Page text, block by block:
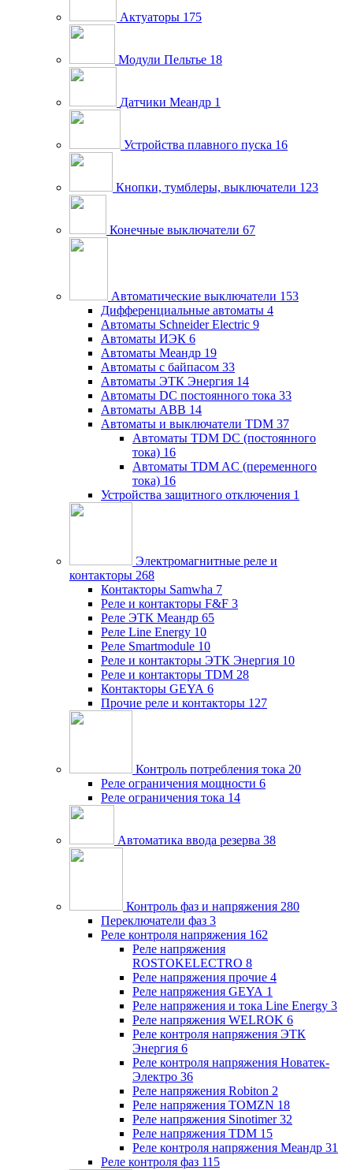
Актуаторы 175
Модули Пельтье 18
Датчики Меандр 1
Устройства плавного пуска 16
Кнопки, тумблеры, выключатели 123
Конечные выключатели 67
Автоматические выключатели 153
Дифференциальные автоматы 4
Автоматы Schneider Electric 9
Автоматы ИЭК 6
Автоматы Меандр 19
Автоматы с байпасом 33
Автоматы ЭТК Энергия 14
Автоматы DC постоянного тока 33
Автоматы ABB 14
Автоматы и выключатели TDM 37
Автоматы TDM DC (постоянного
тока) 16
Автоматы TDM AC (переменного
тока) 16
Устройства защитного отключения 1
Электромагнитные реле и
контакторы 268
Контакторы Samwha 7
Реле и контакторы F&F 3
Реле ЭТК Меандр 65
Реле Line Energy 10
Реле Smartmodule 10
Реле и контакторы ЭТК Энергия 10
Реле и контакторы TDM 28
Контакторы GEYA 6
Прочие реле и контакторы 127
Контроль потребления тока 20
Реле ограничения мощности 6
Реле ограничения тока 14
Автоматика ввода резерва 38
Контроль фаз и напряжения 280
Переключатели фаз 3
Реле контроля напряжения 162
Реле напряжения
ROSTOKELECTRO 8
Реле напряжения прочие 4
Реле напряжения GEYA 1
Реле напряжения и тока Line Energy 3
Реле напряжения WELROK 6
Реле контроля напряжения ЭТК
Энергия 6
Реле контроля напряжения Новатек-
Электро 36
Реле напряжения Robiton 2
Реле напряжения TOMZN 18
Реле напряжения Sinotimer 32
Реле напряжения TDM 15
Реле контроля напряжения Меандр 31
Реле контроля фаз 115